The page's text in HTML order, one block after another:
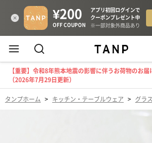
【重要】令和8年熊本地震の影響に伴うお荷物のお
（2026年7月29日更新）
タンプホーム > キッチン・テーブルウェア > グラ